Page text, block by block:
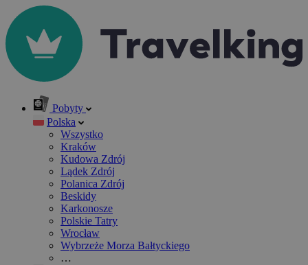
Pobyty
Polska
Wszystko
Kraków
Kudowa Zdrój
Lądek Zdrój
Polanica Zdrój
Beskidy
Karkonosze
Polskie Tatry
Wrocław
Wybrzeże Morza Bałtyckiego
…